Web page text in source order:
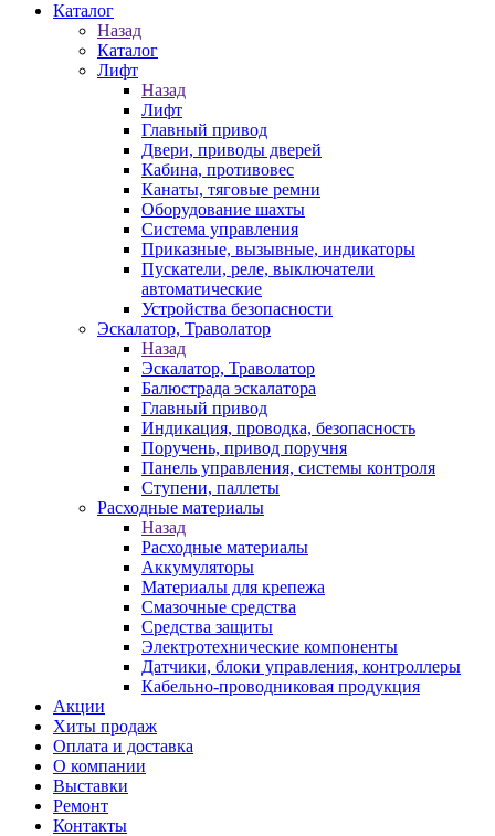
Каталог
Назад
Каталог
Лифт
Назад
Лифт
Главный привод
Двери, приводы дверей
Кабина, противовес
Канаты, тяговые ремни
Оборудование шахты
Система управления
Приказные, вызывные, индикаторы
Пускатели, реле, выключатели
автоматические
Устройства безопасности
Эскалатор, Траволатор
Назад
Эскалатор, Траволатор
Балюстрада эскалатора
Главный привод
Индикация, проводка, безопасность
Поручень, привод поручня
Панель управления, системы контроля
Ступени, паллеты
Расходные материалы
Назад
Расходные материалы
Аккумуляторы
Материалы для крепежа
Смазочные средства
Средства защиты
Электротехнические компоненты
Датчики, блоки управления, контроллеры
Кабельно-проводниковая продукция
Акции
Хиты продаж
Оплата и доставка
О компании
Выставки
Ремонт
Контакты